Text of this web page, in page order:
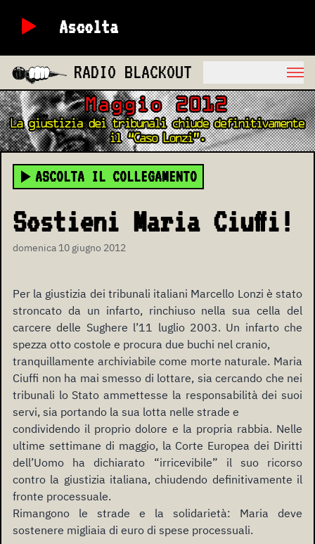
Ascolta
RADIO BLACKOUT
ASCOLTA IL COLLEGAMENTO
Sostieni Maria Ciuffi!
domenica 10 giugno 2012
Per la giustizia dei tribunali italiani Marcello Lonzi è stato
stroncato da un infarto, rinchiuso nella sua cella del
carcere delle Sughere l’11 luglio 2003. Un infarto che
spezza otto costole e procura due buchi nel cranio,
tranquillamente archiviabile come morte naturale. Maria
Ciuffi non ha mai smesso di lottare, sia cercando che nei
tribunali lo Stato ammettesse la responsabilità dei suoi
servi, sia portando la sua lotta nelle strade e
condividendo il proprio dolore e la propria rabbia. Nelle
ultime settimane di maggio, la Corte Europea dei Diritti
dell’Uomo ha dichiarato “irricevibile” il suo ricorso
contro la giustizia italiana, chiudendo definitivamente il
fronte processuale.
Rimangono le strade e la solidarietà: Maria deve
sostenere migliaia di euro di spese processuali.